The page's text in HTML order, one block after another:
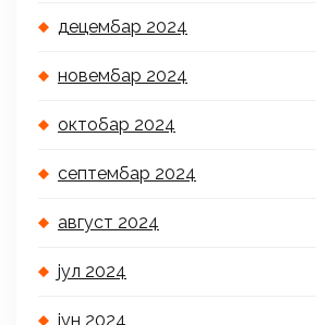
децембар 2024
новембар 2024
октобар 2024
септембар 2024
август 2024
јул 2024
јун 2024